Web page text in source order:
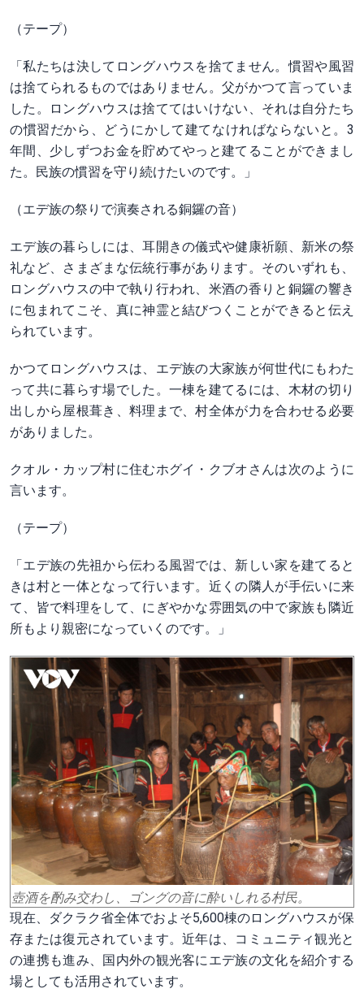
（テープ）
「私たちは決してロングハウスを捨てません。慣習や風習
は捨てられるものではありません。父がかつて言っていま
した。ロングハウスは捨ててはいけない、それは自分たち
の慣習だから、どうにかして建てなければならないと。3
年間、少しずつお金を貯めてやっと建てることができまし
た。民族の慣習を守り続けたいのです。」
（エデ族の祭りで演奏される銅鑼の音）
エデ族の暮らしには、耳開きの儀式や健康祈願、新米の祭
礼など、さまざまな伝統行事があります。そのいずれも、
ロングハウスの中で執り行われ、米酒の香りと銅鑼の響き
に包まれてこそ、真に神霊と結びつくことができると伝え
られています。
かつてロングハウスは、エデ族の大家族が何世代にもわた
って共に暮らす場でした。一棟を建てるには、木材の切り
出しから屋根葺き、料理まで、村全体が力を合わせる必要
がありました。
クオル・カップ村に住むホグイ・クブオさんは次のように
言います。
（テープ）
「エデ族の先祖から伝わる風習では、新しい家を建てると
きは村と一体となって行います。近くの隣人が手伝いに来
て、皆で料理をして、にぎやかな雰囲気の中で家族も隣近
所もより親密になっていくのです。」
壺酒を酌み交わし、ゴングの音に酔いしれる村民。
現在、ダクラク省全体でおよそ5,600棟のロングハウスが保
存または復元されています。近年は、コミュニティ観光と
の連携も進み、国内外の観光客にエデ族の文化を紹介する
場としても活用されています。